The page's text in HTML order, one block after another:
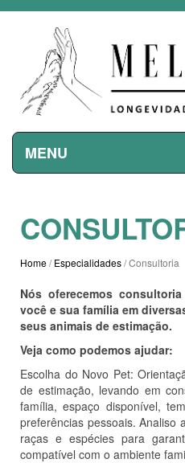
MENU
Home/Especialidades/ Consultoria
Nós oferecemos
você e sua família em
seus animais de estimação.
Veja como podemos ajudar:
Escolha do Novo Pet:
de estimação, levando em
família, espaço disponível,
preferências pessoais. Analiso
raças e espécies para
compatível com o ambiente